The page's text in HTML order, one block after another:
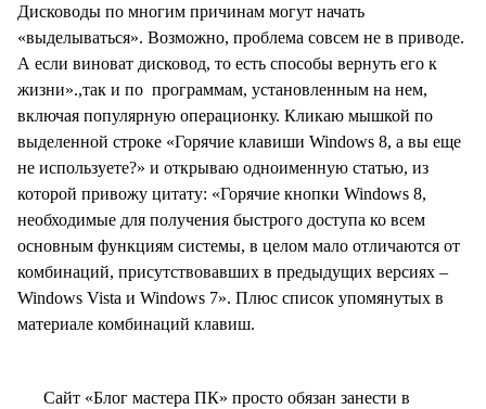
Дисководы по многим причинам могут начать
«выделываться». Возможно, проблема совсем не в приводе.
А если виноват дисковод, то есть способы вернуть его к
жизни».,так и по программам, установленным на нем,
включая популярную операционку. Кликаю мышкой по
выделенной строке «Горячие клавиши Windows 8, а вы еще
не используете?» и открываю одноименную статью, из
которой привожу цитату: «Горячие кнопки Windows 8,
необходимые для получения быстрого доступа ко всем
основным функциям системы, в целом мало отличаются от
комбинаций, присутствовавших в предыдущих версиях –
Windows Vista и Windows 7». Плюс список упомянутых в
материале комбинаций клавиш.
Сайт «Блог мастера ПК» просто обязан занести в